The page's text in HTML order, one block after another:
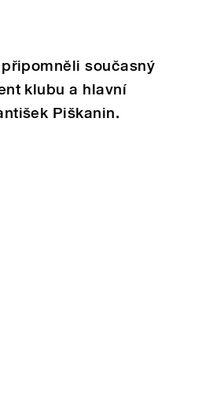
současný
klubu a hlavní
Piškanin.